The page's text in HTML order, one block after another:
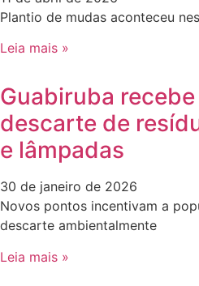
Plantio de mudas aconteceu
Leia mais »
Guabiruba
descarte de
e lâmpadas
30 de janeiro de 2026
Novos pontos incentivam a
descarte ambientalmente
Leia mais »